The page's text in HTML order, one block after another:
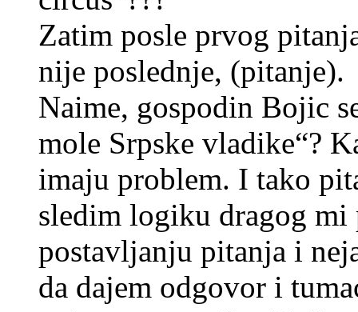
Zatim posle prvog
nije poslednje, (pitanje).
Naime, gospodin Bojic
mole Srpske vladike“?
imaju problem. I tako
sledim logiku dragog mi
postavljanju pitanja i
da dajem odgovor i